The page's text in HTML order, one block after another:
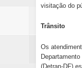
visitação do
Trânsito
Os
(Detran-DF)